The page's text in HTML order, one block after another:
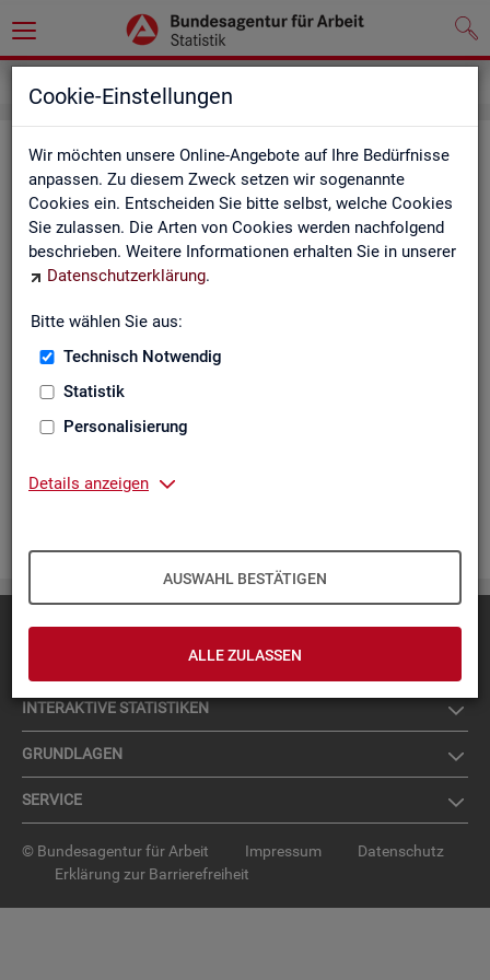
Cookie-Einstellungen
Wir möchten unsere Online-Angebote auf Ihre Bedürfnisse
anpassen. Zu diesem Zweck setzen wir sogenannte
Cookies ein. Entscheiden Sie bitte selbst, welche Cookies
Sie zulassen. Die Arten von Cookies werden nachfolgend
beschrieben. Weitere Informationen erhalten Sie in unserer
Datenschutzerklärung.
Bitte wählen Sie aus:
Technisch Notwendig
Statistik
Personalisierung
Details anzeigen
AUSWAHL BESTÄTIGEN
ALLE ZULASSEN
News­let­ter Sta­tis­tik und Ar­beits­
markt­be­richt­erstat­tung der BA
Mit dem mo­nat­li­chen News­let­ter in­for­mie­ren wir Sie über
ver­schie­de­ne The­men und ak­tu­el­le Ent­wick­lun­gen.
ak­tu­el­le Be­rich­te, wie z. B. den Mo­nats­be­richt und den BA-
neue Ver­öf­fent­li­chun­gen,
Son­der­be­rich­te,
an­de­re Neu­ig­kei­ten aus der Sta­tis­tik.
Die­ser Ser­vice ist selbst­ver­ständ­lich kos­ten­los.
IN­TER­AK­TI­VE STA­TIS­TI­KEN
GRUND­LA­GEN
SER­VICE
© Bundesagentur für Arbeit Impressum
Datenschutz
Erklärung zur Barrierefreiheit